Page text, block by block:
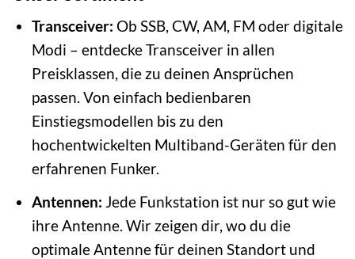
Transceiver: Ob SSB, CW, AM, FM oder digitale
Modi – entdecke Transceiver in allen
Preisklassen, die zu deinen Ansprüchen
passen. Von einfach bedienbaren
Einstiegsmodellen bis zu den
hochentwickelten Multiband-Geräten für den
erfahrenen Funker.
Antennen: Jede Funkstation ist nur so gut wie
ihre Antenne. Wir zeigen dir, wo du die
optimale Antenne für deinen Standort und